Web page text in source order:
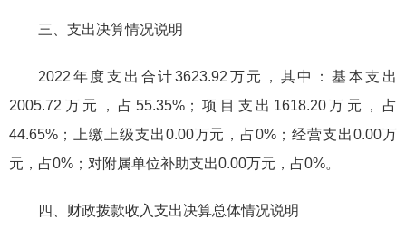
三、支出决算情况说明
2022年度支出合计3623.92万元，其中：基本支出
2005.72万元，占55.35%；项目支出1618.20万元，占
44.65%；上缴上级支出0.00万元，占0%；经营支出0.00万
元，占0%；对附属单位补助支出0.00万元，占0%。
四、财政拨款收入支出决算总体情况说明